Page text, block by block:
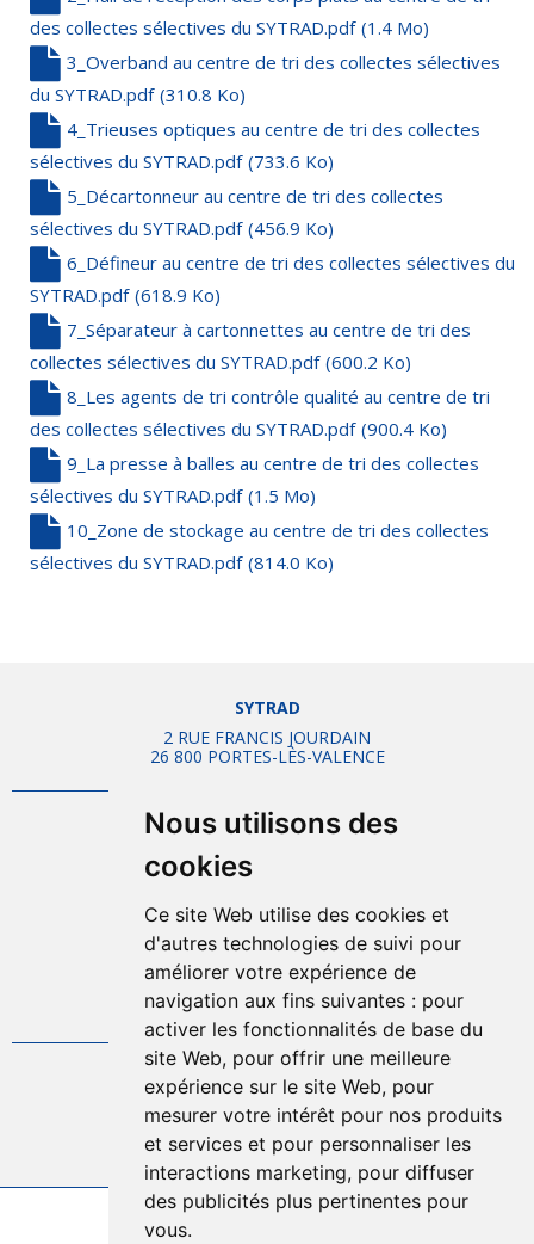
Nous utilisons des
cookies
Ce site Web utilise des cookies et
d'autres technologies de suivi pour
améliorer votre expérience de
navigation aux fins suivantes : pour
activer les fonctionnalités de base du
site Web, pour offrir une meilleure
expérience sur le site Web, pour
mesurer votre intérêt pour nos produits
et services et pour personnaliser les
interactions marketing, pour diffuser
des publicités plus pertinentes pour
vous.
des collectes sélectives du SYTRAD.pdf (1.4 Mo)
3_Overband au centre de tri des collectes sélectives
du SYTRAD.pdf (310.8 Ko)
4_Trieuses optiques au centre de tri des collectes
sélectives du SYTRAD.pdf (733.6 Ko)
5_Décartonneur au centre de tri des collectes
sélectives du SYTRAD.pdf (456.9 Ko)
6_Défineur au centre de tri des collectes sélectives du
SYTRAD.pdf (618.9 Ko)
7_Séparateur à cartonnettes au centre de tri des
collectes sélectives du SYTRAD.pdf (600.2 Ko)
8_Les agents de tri contrôle qualité au centre de tri
des collectes sélectives du SYTRAD.pdf (900.4 Ko)
9_La presse à balles au centre de tri des collectes
sélectives du SYTRAD.pdf (1.5 Mo)
10_Zone de stockage au centre de tri des collectes
sélectives du SYTRAD.pdf (814.0 Ko)
SYTRAD
2 RUE FRANCIS JOURDAIN
26 800 PORTES-LÈS-VALENCE
Mentions légales
Plan d'accès
Offres d'emplois
Politique de confidentialité
Gestion des cookies
FAQ
04.75.57.80.00
Contact